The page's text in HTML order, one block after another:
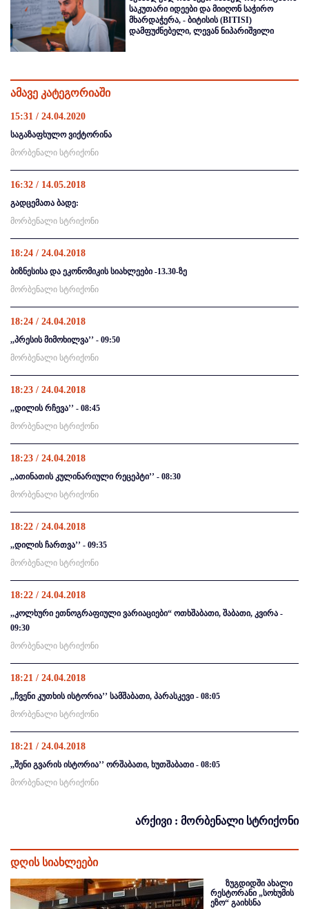
საკუთარი იდეები და მიიღონ საჭირო
მხარდაჭერა, - ბიტისის (BITISI)
დამფუძნებელი, ლევან ნიპარიშვილი
ამავე კატეგორიაში
15:31 / 24.04.2020
საგაზაფხულო ვიქტორინა
მორბენალი სტრიქონი
16:32 / 14.05.2018
გადცემათა ბადე:
მორბენალი სტრიქონი
18:24 / 24.04.2018
ბიზნესისა და ეკონომიკის სიახლეები -13.30-ზე
მორბენალი სტრიქონი
18:24 / 24.04.2018
,,პრესის მიმოხილვა’’ - 09:50
მორბენალი სტრიქონი
18:23 / 24.04.2018
,,დილის რჩევა’’ - 08:45
მორბენალი სტრიქონი
18:23 / 24.04.2018
,,ათინათის კულინარიული რეცეპტი’’ - 08:30
მორბენალი სტრიქონი
18:22 / 24.04.2018
,,დილის ჩართვა’’ - 09:35
მორბენალი სტრიქონი
18:22 / 24.04.2018
,,კოლხური ეთნოგრაფიული ვარიაციები“ ოთხშაბათი, შაბათი, კვირა -
09:30
მორბენალი სტრიქონი
18:21 / 24.04.2018
,,ჩვენი კუთხის ისტორია’’ სამშაბათი, პარასკევი - 08:05
მორბენალი სტრიქონი
18:21 / 24.04.2018
,,შენი გვარის ისტორია’’ ორშაბათი, ხუთშაბათი - 08:05
მორბენალი სტრიქონი
არქივი : მორბენალი სტრიქონი
დღის სიახლეები
ზუგდიდში ახალი
რესტორანი „სოხუმის
ეზო“ გაიხსნა